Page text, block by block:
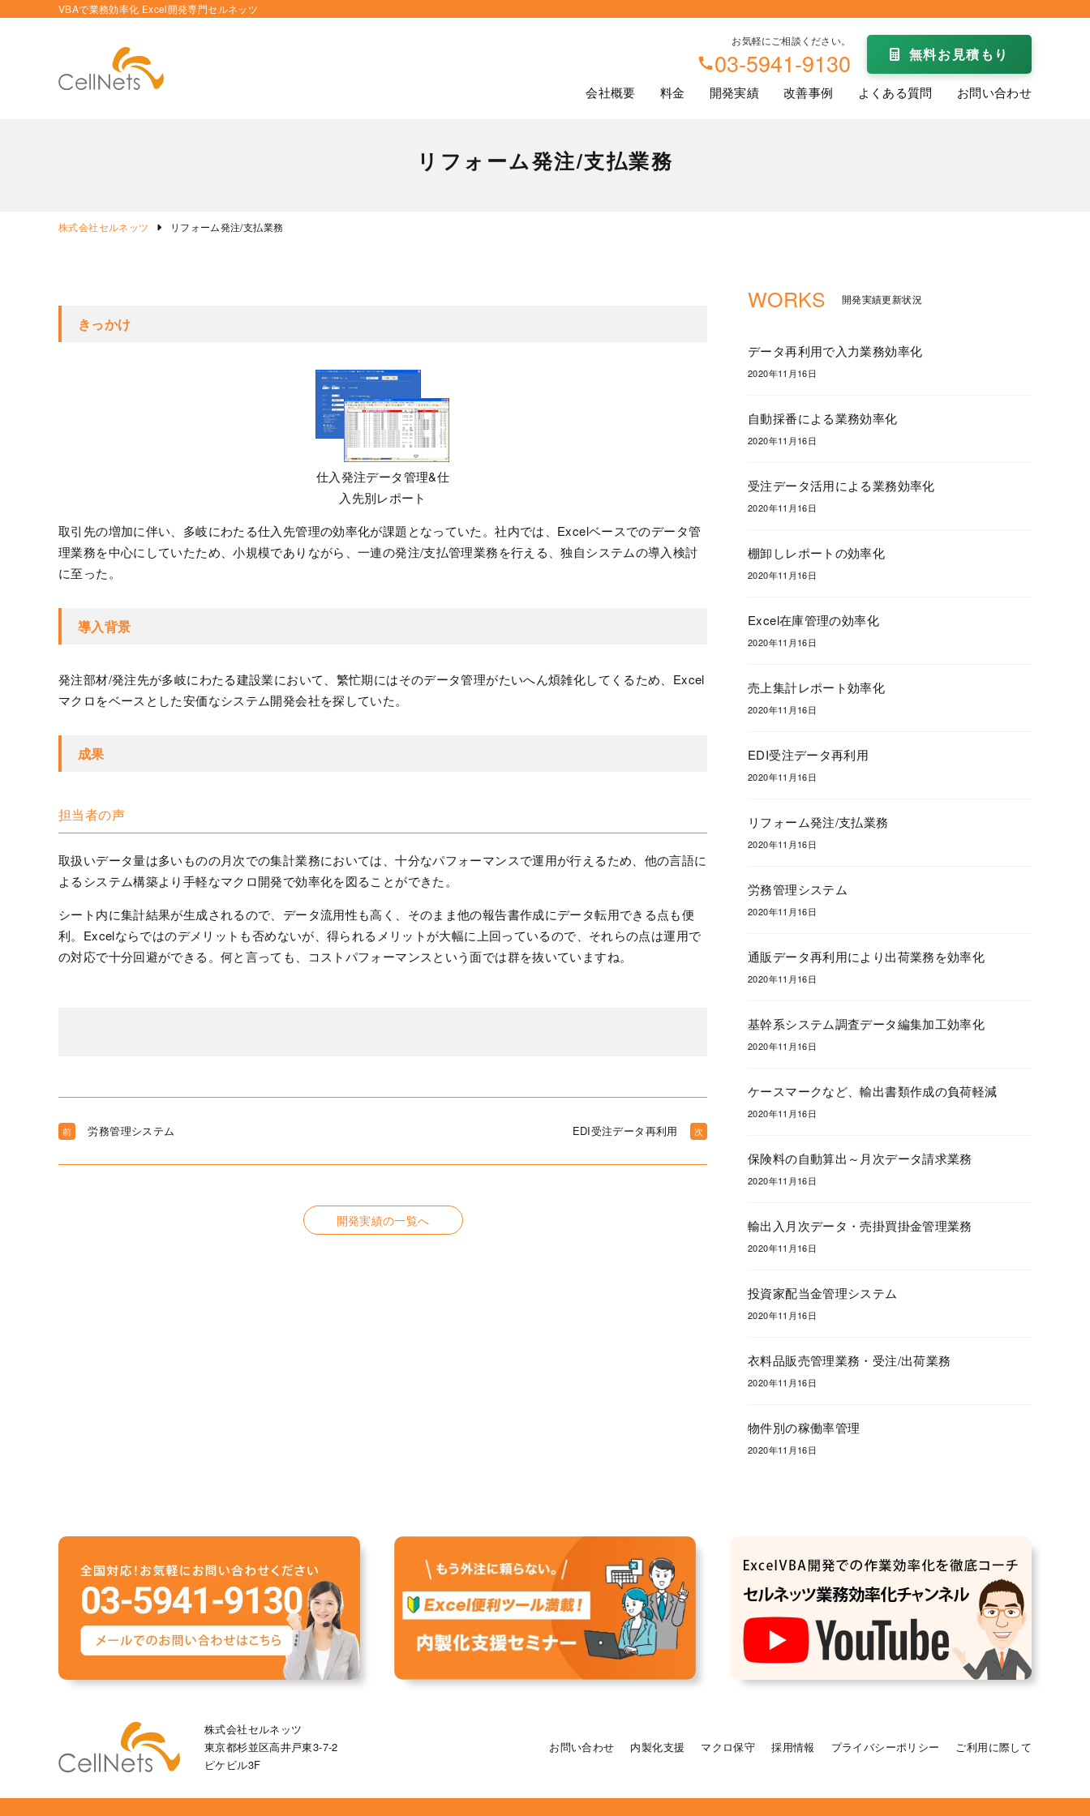
VBAで業務効率化 Excel開発専門セルネッツ
お気軽にご相談ください。
03-5941-9130 無料お見積もり
会社概要 料金 開発実績 改善事例 よくある質問 お問い合わせ
リフォーム発注/支払業務
株式会社セルネッツ リフォーム発注/支払業務
きっかけ
仕入発注データ管理&仕
入先別レポート
取引先の増加に伴い、多岐にわたる仕入先管理の効率化が課題となっていた。社内では、Excelベースでのデータ管
理業務を中心にしていたため、小規模でありながら、一連の発注/支払管理業務を行える、独自システムの導入検討
に至った。
導入背景
発注部材/発注先が多岐にわたる建設業において、繁忙期にはそのデータ管理がたいへん煩雑化してくるため、Excel
マクロをベースとした安価なシステム開発会社を探していた。
成果
担当者の声
取扱いデータ量は多いものの月次での集計業務においては、十分なパフォーマンスで運用が行えるため、他の言語に
よるシステム構築より手軽なマクロ開発で効率化を図ることができた。
シート内に集計結果が生成されるので、データ流用性も高く、そのまま他の報告書作成にデータ転用できる点も便
利。Excelならではのデメリットも否めないが、得られるメリットが大幅に上回っているので、それらの点は運用で
の対応で十分回避ができる。何と言っても、コストパフォーマンスという面では群を抜いていますね。
前 労務管理システム EDI受注データ再利用 次
開発実績の一覧へ
WORKS 開発実績更新状況
データ再利用で入力業務効率化
2020年11月16日
自動採番による業務効率化
2020年11月16日
受注データ活用による業務効率化
2020年11月16日
棚卸しレポートの効率化
2020年11月16日
Excel在庫管理の効率化
2020年11月16日
売上集計レポート効率化
2020年11月16日
EDI受注データ再利用
2020年11月16日
リフォーム発注/支払業務
2020年11月16日
労務管理システム
2020年11月16日
通販データ再利用により出荷業務を効率化
2020年11月16日
基幹系システム調査データ編集加工効率化
2020年11月16日
ケースマークなど、輸出書類作成の負荷軽減
2020年11月16日
保険料の自動算出～月次データ請求業務
2020年11月16日
輸出入月次データ・売掛買掛金管理業務
2020年11月16日
投資家配当金管理システム
2020年11月16日
衣料品販売管理業務・受注/出荷業務
2020年11月16日
物件別の稼働率管理
2020年11月16日
株式会社セルネッツ
東京都杉並区高井戸東3-7-2
ピケビル3F
お問い合わせ 内製化支援 マクロ保守 採用情報 プライバシーポリシー ご利用に際して